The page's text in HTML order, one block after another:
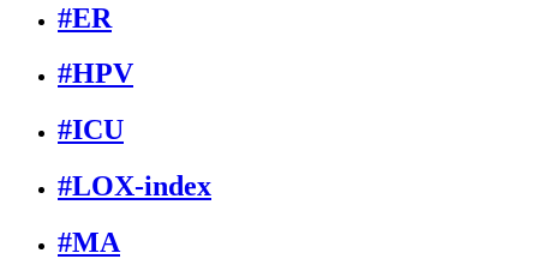
#ER
#HPV
#ICU
#LOX-index
#MA